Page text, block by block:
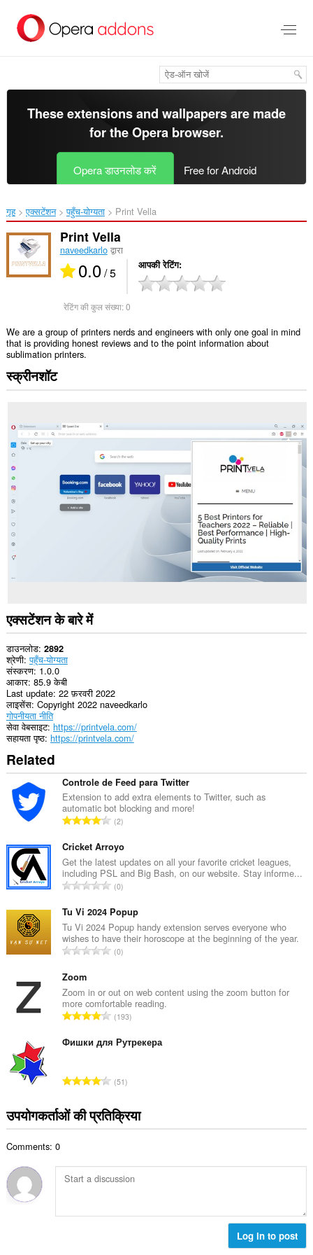
सामग्री
These extensions and wallpapers are made
for theOpera browser.
Opera डाउनलोड करें Free for Android
गृह एक्सटेंशन पहुँच-योग्यता Print Vella‎
Print Vella
naveedkarloद्वारा
0.0/ 5 आपकी रेटिंग
रेटिंग की कुल संख्या:0
We are a group of printers nerds and engineers with only one goal in mind
that is providing honest reviews and to the point information about
sublimation printers.
स्क्रीनशॉट
एक्सटेंशन के बारे में
डाउनलोड 2892
श्रेणी पहुँच-योग्यता
संस्करण 1.0.0
आकार 85.9 केबी
Last update 22 फ़रवरी 2022
लाइसेंस Copyright 2022 naveedkarlo
गोपनीयता नीति
सेवा वेबसाइट https://printvela.com/
सहायता पृष्ठ https://printvela.com/
Related
Controle de Feed para Twitter
Extension to add extra elements to Twitter, such as
automatic bot blocking and more!
रे
ग
की
कु
ल
ख्या
:
2
Cricket Arroyo
Get the latest updates on all your favorite cricket leagues,
including PSL and Big Bash, on our website. Stay informe...
रे
ग
की
कु
ल
:
0
Tu Vi 2024 Popup
Tu Vi 2024 Popup handy extension serves everyone who
wishes to have their horoscope at the beginning of the year.
रे
की
कु
ल
ख्या
0
Zoom
Zoom in or out on web content using the zoom button for
more comfortable reading.
रे
ग
ल
ख्या
:
193
Фишки для Рутрекера
रे
ग
की
सं
ख्या
51
उपयोगकर्ताओं की प्रतिक्रिया
Comments: 0
Log in to post